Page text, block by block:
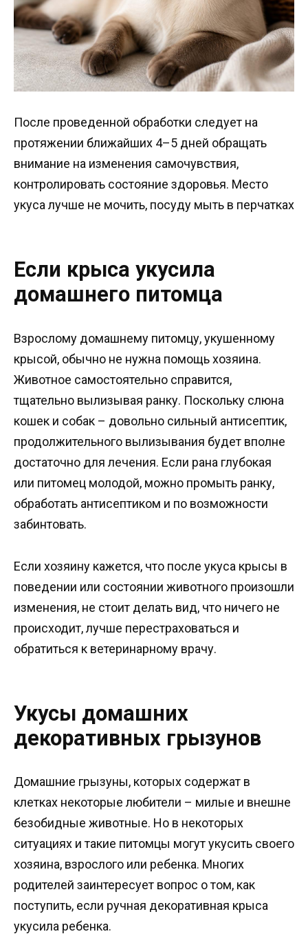
После проведенной обработки следует на
протяжении ближайших 4–5 дней обращать
внимание на изменения самочувствия,
контролировать состояние здоровья. Место
укуса лучше не мочить, посуду мыть в перчатках
Если крыса укусила
домашнего питомца
Взрослому домашнему питомцу, укушенному
крысой, обычно не нужна помощь хозяина.
Животное самостоятельно справится,
тщательно вылизывая ранку. Поскольку слюна
кошек и собак – довольно сильный антисептик,
продолжительного вылизывания будет вполне
достаточно для лечения. Если рана глубокая
или питомец молодой, можно промыть ранку,
обработать антисептиком и по возможности
забинтовать.
Если хозяину кажется, что после укуса крысы в
поведении или состоянии животного произошли
изменения, не стоит делать вид, что ничего не
происходит, лучше перестраховаться и
обратиться к ветеринарному врачу.
Укусы домашних
декоративных грызунов
Домашние грызуны, которых содержат в
клетках некоторые любители – милые и внешне
безобидные животные. Но в некоторых
ситуациях и такие питомцы могут укусить своего
хозяина, взрослого или ребенка. Многих
родителей заинтересует вопрос о том, как
поступить, если ручная декоративная крыса
укусила ребенка.